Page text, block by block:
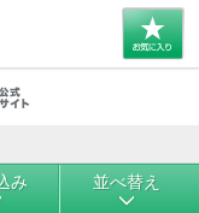
み 並べ替え